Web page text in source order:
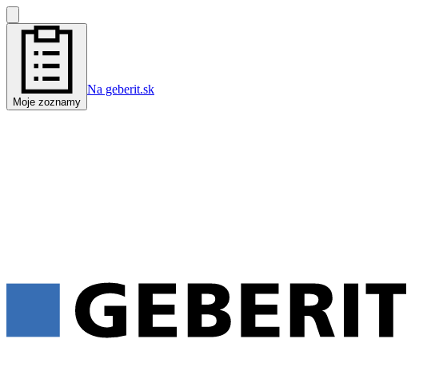
Moje zoznamy
Na geberit.sk